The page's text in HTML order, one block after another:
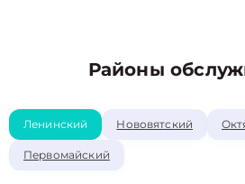
Районы
Ленинский Нововятский
Первомайский